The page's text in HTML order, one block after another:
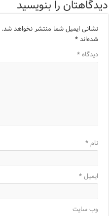
دیدگاهتان را بنویسید
نشانی ایمیل شما منتشر نخواهد شد.
شده‌اند*
دیدگاه*
نام*
ایمیل*
وب‌ سایت